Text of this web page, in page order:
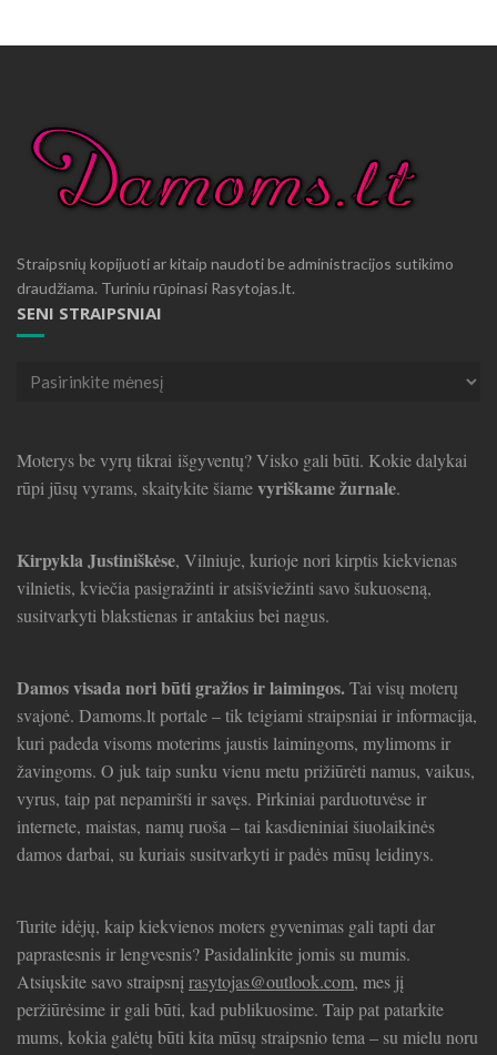
Straipsnių kopijuoti ar kitaip naudoti be administracijos sutikimo
draudžiama. Turiniu rūpinasi Rasytojas.lt.
SENI STRAIPSNIAI
Seni
Moterys be vyrų tikrai išgyventų? Visko gali būti. Kokie dalykai
rūpi jūsų vyrams, skaitykite šiamevyriškame žurnale.
Kirpykla Justiniškėse, Vilniuje, kurioje nori kirptis kiekvienas
vilnietis, kviečia pasigražinti ir atsišviežinti savo šukuoseną,
susitvarkyti blakstienas ir antakius bei nagus.
Damos visada nori būti gražios ir laimingos.Tai visų moterų
svajonė. Damoms.lt portale – tik teigiami straipsniai ir informacija,
kuri padeda visoms moterims jaustis laimingoms, mylimoms ir
žavingoms. O juk taip sunku vienu metu prižiūrėti namus, vaikus,
vyrus, taip pat nepamiršti ir savęs. Pirkiniai parduotuvėse ir
internete, maistas, namų ruoša – tai kasdieniniai šiuolaikinės
damos darbai, su kuriais susitvarkyti ir padės mūsų leidinys.
Turite idėjų, kaip kiekvienos moters gyvenimas gali tapti dar
paprastesnis ir lengvesnis? Pasidalinkite jomis su mumis.
Atsiųskite savo straipsnį rasytojas@outlook.com, mes jį
peržiūrėsime ir gali būti, kad publikuosime. Taip pat patarkite
mums, kokia galėtų būti kita mūsų straipsnio tema – su mielu noru